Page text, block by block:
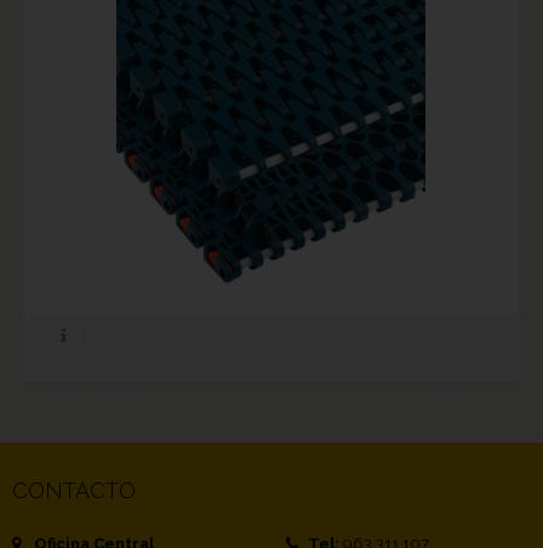
CONTACTO
Oficina Central
Tel: 963 311 107